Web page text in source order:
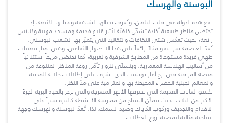
البوسنة والهرسك
تقع هذه الدولة في قلب البلقان، وتُعرف بجبالها الشاهقة وغاباتها الكثيفة، إذ
تحتضن مناظر طبيعية أخاذة تشكّل خلفيّة لآثار قلاع قديمة ومساجد مهيبة وكنائس
رائعة، بحيث تعكس شتى الثقافات والتقاليد التي يتميّز بها الشعب البوسني.
تُعدّ العاصمة سراييفو مثالاً رائعاً على هذا الانصهار الثقافي، وهي تمتاز بتقنيات
طهي فريدة مستوحاة من المطابخ الشرقية والغربية، كما تحتضن مزيجاً استثنائياً
من أساليب الهندسة المعمارية. ويتسنّى للزوار تأمّل روعة المناظر المتنوعة من
منصة المراقبة في برج أفاز تويست الذي يشرف على إطلالات خلابة للمدينة
والمعالم الجبلية الخضراء المحيطة بها والمترامية على مدّ النظر.
تكسو الغابات القديمة التي تخترقها الأنهر المتعرجة والتي تزخر بالحياة البرية الجزءَ
الأكبر من البلاد، بحيث يتمكّن السياح من ممارسة الأنشطة كالتنزه سيراً على
الأقدام والتجديف وركوب الكاياك وصيد السمك. لذا، تُعدّ البوسنة والهرسك وجهة
سياحية مثالية لتمضية أروع العطلات.